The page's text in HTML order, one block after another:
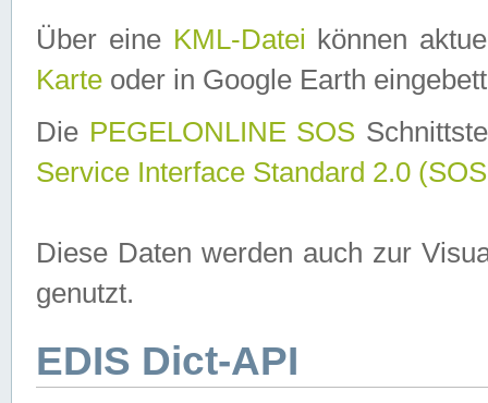
Über eine KML-Datei können
Karte oder in Google Earth
Die PEGELONLINE SOS
Service Interface Standard 2.0
Diese Daten werden auch zur
genutzt.
EDIS Dict-API